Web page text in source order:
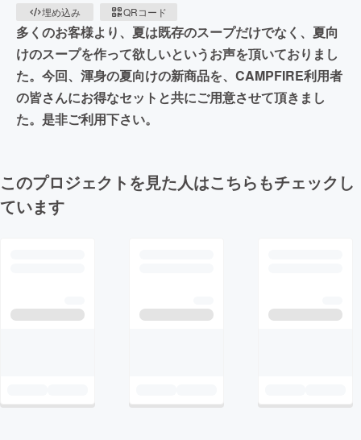
埋め込み
QRコード
多くのお客様より、夏は既存のスープだけでなく、夏向
けのスープを作って欲しいというお声を頂いておりまし
た。今回、渾身の夏向けの新商品を、CAMPFIRE利用者
の皆さんにお得なセットと共にご用意させて頂きまし
た。是非ご利用下さい。
このプロジェクトを見た人はこちらもチェックし
ています